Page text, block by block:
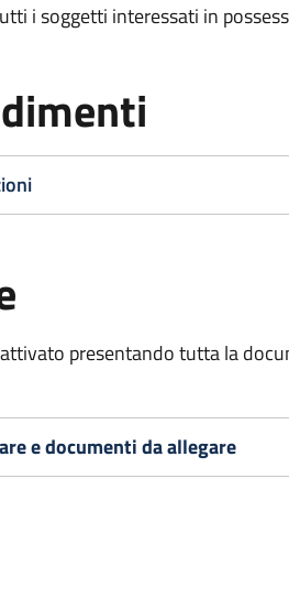
i soggetti interessati in
presentando tutta la
e documenti da allegare